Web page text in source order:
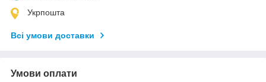
Укрпошта
Всі умови доставки
Умови оплати